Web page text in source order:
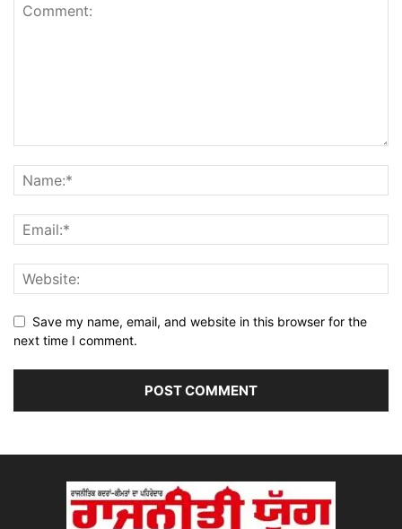
Save my name, email, and website in this browser for the
next time I comment.